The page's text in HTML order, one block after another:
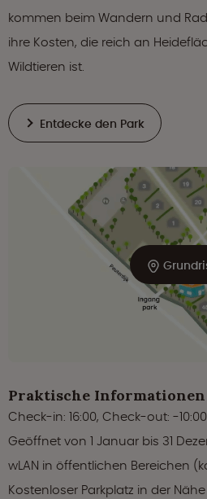
kommen beim Wandern und
ihre Kosten, die reich an
Wildtieren ist.
Entdecke den Park
Praktische Informationen
Check-in: 16:00, Check-out: -10:00
Geöffnet von 1 Januar bis 31
wLAN in öffentlichen Bereichen
Kostenloser Parkplatz in der